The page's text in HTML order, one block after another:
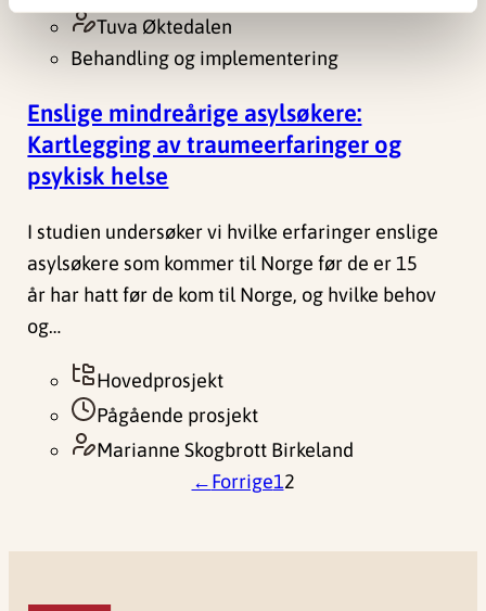
Tuva Øktedalen
Behandling og implementering
Enslige mindreårige asylsøkere:
Kartlegging av traumeerfaringer og
psykisk helse
I studien undersøker vi hvilke erfaringer enslige
asylsøkere som kommer til Norge før de er 15
år har hatt før de kom til Norge, og hvilke behov
og…
Hovedprosjekt
Pågående prosjekt
Marianne Skogbrott Birkeland
←Forrige12